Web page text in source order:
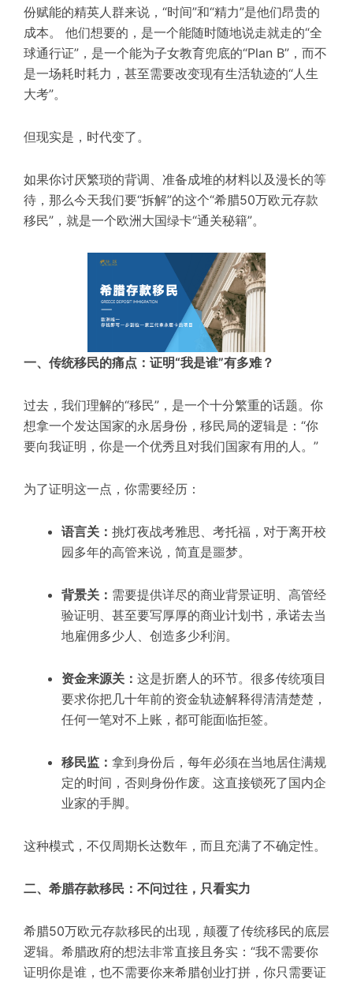
份赋能的精英人群来说，“时间”和“精力”是他们昂贵的
成本。 他们想要的，是一个能随时随地说走就走的“全
球通行证”，是一个能为子女教育兜底的“Plan B”，而不
是一场耗时耗力，甚至需要改变现有生活轨迹的“人生
大考”。
但现实是 ， 时代变了。
如果你讨厌繁琐的背调、准备成堆的材料以及漫长的等
待，那么今天我们要“拆解”的这个“希腊50万欧元存款
移民”，就是一个欧洲大国绿卡“通关秘籍”。
一、传统移民的痛点：证明“我是谁”有多难？
过去，我们理解的“移民”，是一个十分繁重的话题。你
想拿一个发达国家的永居身份，移民局的逻辑是：“你
要向我证明，你是一个优秀且对我们国家有用的人。”
为了证明这一点，你需要经历 ：
语言关： 挑灯夜战考雅思、考托福，对于离开校
园多年的高管来说，简直是噩梦。
背景关： 需要提供详尽的商业背景证明、高管经
验证明、甚至要写厚厚的商业计划书，承诺去当
地雇佣多少人、创造多少利润。
资金来源关： 这是折磨人的环节。很多传统项目
要求你把几十年前的资金轨迹解释得清清楚楚，
任何一笔对不上账，都可能面临拒签。
移民监： 拿到身份后，每年必须在当地居住满规
定的时间，否则身份作废。这直接锁死了国内企
业家的手脚。
这种模式，不仅周期长达数年，而且充满了不确定性。
二、希腊存款移民：不问过往，只看实力
希腊50万欧元存款移民的出现，颠覆了传统移民的底层
逻辑。希腊政府的想法非常直接且务实： “我不需要你
证明你是谁，也不需要你来希腊创业打拼，你只需要证